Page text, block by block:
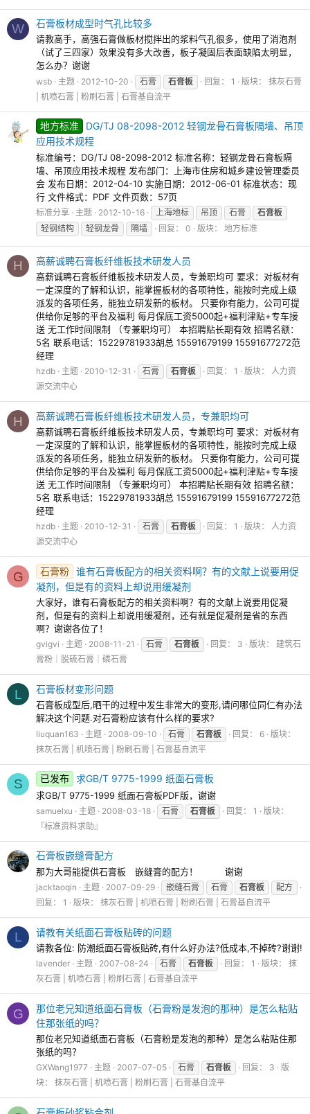
W 石膏板材成型时气孔比较多
请教高手，高强石膏做板材搅拌出的浆料气孔很多，使用了消泡剂
（试了三四家）效果没有多大改善，板子凝固后表面缺陷太明显，
怎么办？谢谢
wsb 主题 2012-10-20 石膏 石膏板 回复： 1 版块： 抹灰石膏
| 机喷石膏 | 粉刷石膏 | 石膏基自流平
地方标准
DG/TJ 08-2098-2012 轻钢龙骨石膏板隔墙、吊顶
应用技术规程
标准编号：DG/TJ 08-2098-2012 标准名称：轻钢龙骨石膏板隔
墙、吊顶应用技术规程 发布部门：上海市住房和城乡建设管理委员
会 发布日期：2012-04-10 实施日期：2012-06-01 标准状态：现
行 文件格式：PDF 文件页数：57页
标准分享 主题 2012-10-16 上海地标 吊顶 石膏
石膏板
轻钢结构
轻钢龙骨 隔墙 回复： 0 版块： 地方标准
H 高薪诚聘石膏板纤维板技术研发人员
高薪诚聘石膏板纤维板技术研发人员，专兼职均可 要求：对板材有
一定深度的了解和认识，能掌握板材的各项特性，能按时完成上级
派发的各项任务，能独立研发新的板材。 只要你有能力，公司可提
供给你足够的平台及福利 每月保底工资5000起+福利津贴+专车接
送 无工作时间限制 （专兼职均可） 本招聘贴长期有效 招聘名额：
5名 联系电话：15229781933胡总 15591679199 15591677272范
经理
hzdb 主题 2010-12-31 石膏 石膏板 回复： 1 版块： 人力资
源交流中心
H 高薪诚聘石膏板纤维板技术研发人员，专兼职均可
高薪诚聘石膏板纤维板技术研发人员，专兼职均可 要求：对板材有
一定深度的了解和认识，能掌握板材的各项特性，能按时完成上级
派发的各项任务，能独立研发新的板材。 只要你有能力，公司可提
供给你足够的平台及福利 每月保底工资5000起+福利津贴+专车接
送 无工作时间限制 （专兼职均可） 本招聘贴长期有效 招聘名额：
5名 联系电话：15229781933胡总 15591679199 15591677272范
经理
hzdb 主题 2010-12-31 石膏 石膏板 回复： 1 版块： 人力资
源交流中心
G 石膏粉 谁有石膏板配方的相关资料啊？有的文献上说要用促
凝剂，但是有的资料上却说用缓凝剂
大家好，谁有石膏板配方的相关资料啊？有的文献上说要用促凝
剂，但是有的资料上却说用缓凝剂，还有就是促凝剂是省的东西
啊？谢谢各位了！
gvigvi 主题 2008-11-21 石膏 石膏板 回复： 3 版块： 建筑石
膏粉｜脱硫石膏｜磷石膏
L 石膏板材变形问题
石膏板成型后,晒干的过程中发生非常大的变形,请问哪位同仁有办法
解决这个问题.对石膏粉应该有什么样的要求?
liuquan163 主题 2008-09-10 石膏 石膏板 回复： 6
版块：
抹灰石膏 | 机喷石膏 | 粉刷石膏 | 石膏基自流平
S 已发布 求GB/T 9775-1999 纸面石膏板
求GB/T 9775-1999 纸面石膏板PDF版，谢谢
samuelxu 主题 2008-03-18 石膏 石膏板 回复： 1
版块：
『标准资料求助』
石膏板嵌缝膏配方
那为大哥能提供石膏板 嵌缝膏的配方！ 谢谢
jacktaoqin 主题 2007-09-29 嵌缝石膏 石膏 石膏板
配方
回复： 1
版块： 抹灰石膏 | 机喷石膏 | 粉刷石膏 | 石膏基自流平
L 请教有关纸面石膏板贴砖的问题
请教各位: 防潮纸面石膏板贴砖,有什么好办法?低成本,不掉砖?谢谢!
lavender 主题 2007-08-24 石膏 石膏板 回复： 1 版块： 抹
灰石膏 | 机喷石膏 | 粉刷石膏 | 石膏基自流平
G
那位老兄知道纸面石膏板（石膏粉是发泡的那种）是怎么粘贴
住那张纸的吗？
那位老兄知道纸面石膏板（石膏粉是发泡的那种）是怎么粘贴住那
张纸的吗？
GXWang1977 主题 2007-07-05 石膏 石膏板 回复： 3
版
块： 抹灰石膏 | 机喷石膏 | 粉刷石膏 | 石膏基自流平